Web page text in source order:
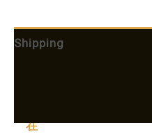
Shipping
在